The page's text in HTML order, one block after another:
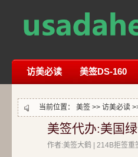
访美必读 美签DS-160
当前位置： 美签 >> 访美必读
美签代办:美国
作者:美签大鹤 | 214B拒签